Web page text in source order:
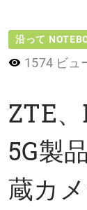
沿って
1574 ビュ
ZTE
5G製
蔵カ